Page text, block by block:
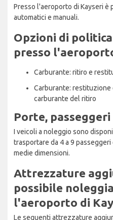
Presso l'aeroporto di Kayseri è
automatici e manuali.
Opzioni di
presso
Carburante: ritiro e
Carburante:
carburante del ritiro
Porte,
I veicoli a noleggio sono
trasportare da 4 a 9
medie dimensioni.
Attrezzature
possibile
l'aeroporto di
Le seguenti attrezzature